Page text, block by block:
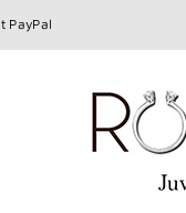
PayPal